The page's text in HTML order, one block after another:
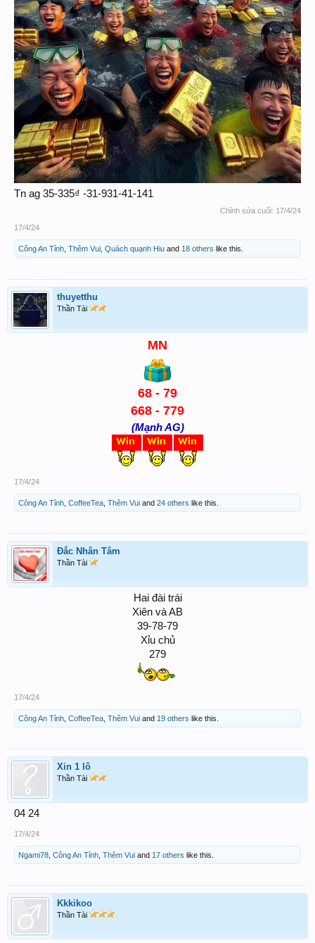
Tn ag 35-335₫ -31-931-41-141
Chỉnh sửa cuối: 17/4/24
17/4/24
Công An Tỉnh Thêm Vui Quách quạnh Hiu and 18 others like this.
thuyetthu
Thần Tài
MN
68 - 79
668 - 779
(Mạnh AG)
17/4/24
Công An Tỉnh CoffeeTea Thêm Vui and 24 others like this.
Đắc Nhân Tâm
Thần Tài
Hai đài trái
Xiên và AB
39-78-79
Xỉu chủ
279
17/4/24
Công An Tỉnh CoffeeTea Thêm Vui and 19 others like this.
Xin 1 lô
Thần Tài
04 24
17/4/24
Ngami78 Công An Tỉnh Thêm Vui and 17 others like this.
Kkkikoo
Thần Tài